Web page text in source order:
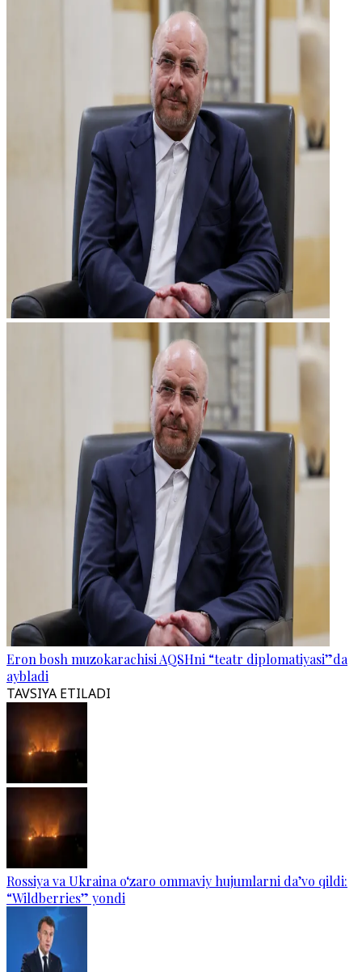
Eron bosh muzokarachisi AQSHni “teatr diplomatiyasi”da
aybladi
TAVSIYA ETILADI
Rossiya va Ukraina o‘zaro ommaviy hujumlarni da’vo qildi:
“Wildberries” yondi